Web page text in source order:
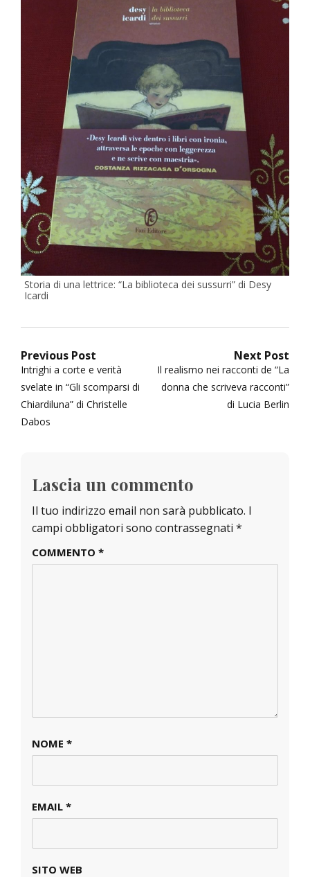
Storia di una lettrice: “La biblioteca dei sussurri” di Desy
Icardi
Navigazione
articoli
Previous Post
Previous
post:
Intrighi a corte e verità
svelate in “Gli scomparsi di
Chiardiluna” di Christelle
Dabos
Next Post
Next
post:
Il realismo nei racconti de “La
donna che scriveva racconti”
di Lucia Berlin
Lascia un commento
Il tuo indirizzo email non sarà pubblicato. I
campi obbligatori sono contrassegnati *
COMMENTO *
NOME *
EMAIL *
SITO WEB